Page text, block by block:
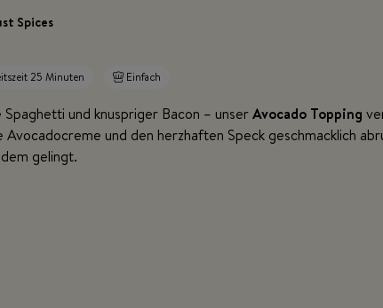
Spices
25 Minuten Einfach
und knuspriger Bacon – unserAvocado Topping
und den herzhaften Speck geschmacklich
gelingt.